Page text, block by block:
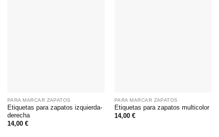
PARA MARCAR ZAPATOS
Etiquetas para zapatos izquierda-
derecha
14,00 €
PARA MARCAR ZAPATOS
Etiquetas para zapatos multicolor
14,00 €